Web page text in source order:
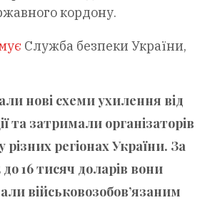
кордону.
Служба безпеки України,
нові схеми ухилення від
та затримали організаторів
різних регіонах України. За
до 16 тисяч доларів вони
військовозобов’язаним